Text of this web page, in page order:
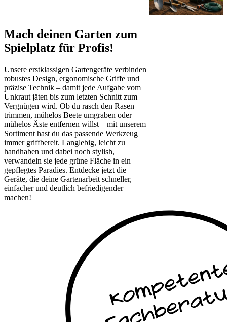
Mach deinen Garten zum
Spielplatz für Profis!
Unsere erstklassigen Gartengeräte verbinden
robustes Design, ergonomische Griffe und
präzise Technik – damit jede Aufgabe vom
Unkraut jäten bis zum letzten Schnitt zum
Vergnügen wird. Ob du rasch den Rasen
trimmen, mühelos Beete umgraben oder
mühelos Äste entfernen willst – mit unserem
Sortiment hast du das passende Werkzeug
immer griffbereit. Langlebig, leicht zu
handhaben und dabei noch stylish,
verwandeln sie jede grüne Fläche in ein
gepflegtes Paradies. Entdecke jetzt die
Geräte, die deine Gartenarbeit schneller,
einfacher und deutlich befriedigender
machen!